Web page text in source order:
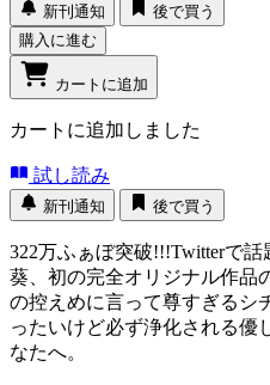
新刊通知
後で買う
購入に進む
カートに追加
カートに追加しました
試し読み
新刊通知 後で買う
322万ふぁぼ突破!!!Twitterで
葵、初の完全オリジナル作品
の控えめに言って尊すぎるシ
ったいけど必ず浄化される優
なたへ。